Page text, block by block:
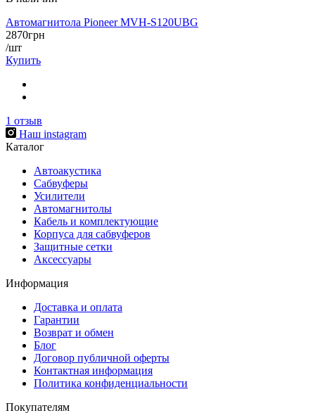
Автомагнитола Pioneer MVH-S120UBG
2870грн
/шт
Купить
1 отзыв
Наш instagram
Каталог
Автоакустика
Сабвуферы
Усилители
Автомагнитолы
Кабель и комплектующие
Корпуса для сабвуферов
Защитные сетки
Аксессуары
Информация
Доставка и оплата
Гарантии
Возврат и обмен
Блог
Договор публичной оферты
Контактная информация
Политика конфиденциальности
Покупателям